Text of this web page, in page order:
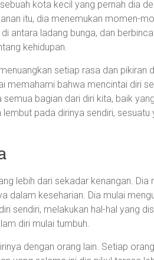
kota kecil yang pernah dia
itu, dia menemukan momen-
antara ladang bunga, dan
kehidupan.
setiap rasa dan pikiran
memahami bahwa mencintai diri
bagian dari diri kita, baik
pada dirinya sendiri, sesuatu
lebih dari sekadar kenangan. Dia
dalam keseharian. Dia mulai
sendiri, melakukan hal-hal yang
diri mulai tumbuh.
dengan orang lain. Setiap